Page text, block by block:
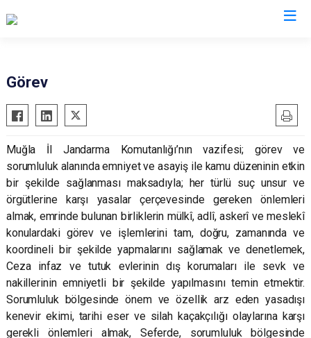
Görev
Muğla İl Jandarma Komutanlığı’nın vazifesi; görev ve
sorumluluk alanında emniyet ve asayiş ile kamu düzeninin etkin
bir şekilde sağlanması maksadıyla; her türlü suç unsur ve
örgütlerine karşı yasalar çerçevesinde gereken önlemleri
almak, emrinde bulunan birliklerin mülkî, adlî, askerî ve meslekî
konulardaki görev ve işlemlerini tam, doğru, zamanında ve
koordineli bir şekilde yapmalarını sağlamak ve denetlemek,
Ceza infaz ve tutuk evlerinin dış korumaları ile sevk ve
nakillerinin emniyetli bir şekilde yapılmasını temin etmektir.
Sorumluluk bölgesinde önem ve özellik arz eden yasadışı
kenevir ekimi, tarihi eser ve silah kaçakçılığı olaylarına karşı
gerekli önlemleri almak, Seferde, sorumluluk bölgesinde